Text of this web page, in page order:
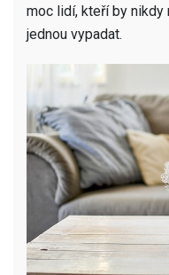
moc lidí, kteří by nikdy
jednou vypadat.